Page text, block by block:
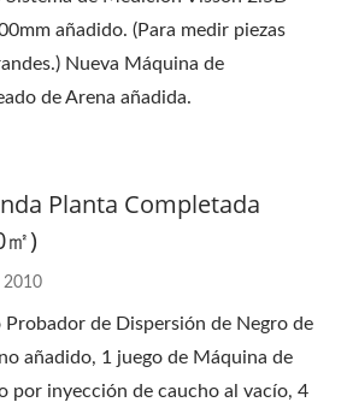
añadido. (Para medir piezas
Nueva Máquina de
de Arena añadida.
Planta Completada
)
2010
Probador de Dispersión de Negro de
añadido, 1 juego de Máquina de
por inyección de caucho al vacío, 4